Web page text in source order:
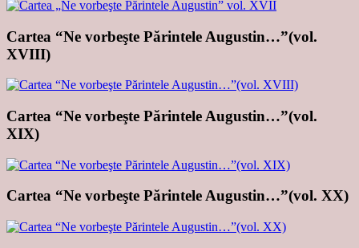
Cartea “Ne vorbeşte Părintele Augustin…”(vol.
XVIII)
Cartea “Ne vorbeşte Părintele Augustin…”(vol.
XIX)
Cartea “Ne vorbeşte Părintele Augustin…”(vol. XX)